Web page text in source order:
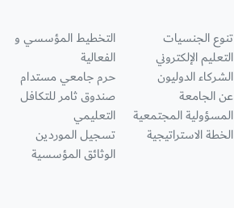
تنوع الجنسيات
التعليم الإلكتروني
الشركاء الدوليون
عن الجامعة
المسؤولية المجتمعية
الخطة الاستراتيجية
التخطيط المؤسسي و
الفعالية
حرم جامعي مستدام
صندوق ثامر للتكافل
التعليمي
تسجيل الموردين
الوثائق المؤسسية